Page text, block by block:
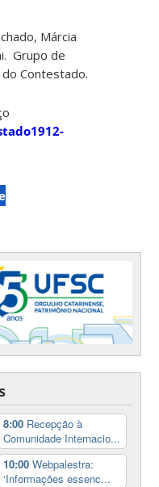
Márcia
Grupo de
Contestado.
8:00 Recepção à
Comunidade Internacio...
10:00Webpalestra:
‘Informações essenc...